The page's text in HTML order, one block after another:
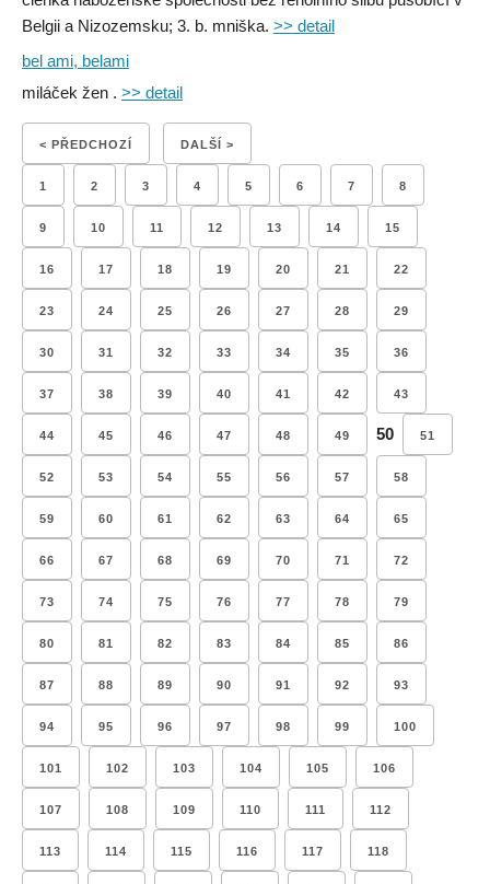
Belgii a Nizozemsku; 3. b. mniška. >> detail
bel ami, belami
miláček žen . >> detail
< PŘEDCHOZÍ DALŠÍ >
1 2 3 4 5 6 7 8
9 10 11 12 13 14 15
16 17 18 19 20 21 22
23 24 25 26 27 28 29
30 31 32 33 34 35 36
37 38 39 40 41 42 43
44 45 46 47 48 49 50 51
52 53 54 55 56 57 58
59 60 61 62 63 64 65
66 67 68 69 70 71 72
73 74 75 76 77 78 79
80 81 82 83 84 85 86
87 88 89 90 91 92 93
94 95 96 97 98 99 100
101 102 103 104 105 106
107 108 109 110 111 112
113 114 115 116 117 118